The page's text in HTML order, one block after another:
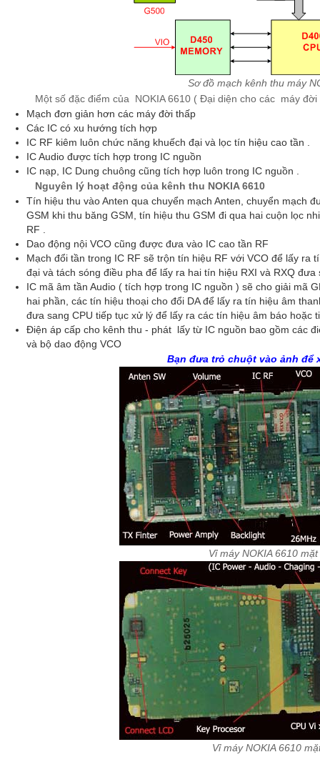
Sơ đồ mạch kênh thu máy
Một số đặc điểm của NOKIA 6610 ( Đại diện cho các máy đời
Mạch đơn giản hơn các máy đời thấp
Các IC có xu hướng tích hợp
IC RF kiêm luôn chức năng khuếch đại và lọc tín hiệu cao tần .
IC Audio được tích hợp trong IC nguồn
IC nạp, IC Dung chuông cũng tích hợp luôn trong IC nguồn .
Nguyên lý hoạt động của kênh thu NOKIA 6610
Tín hiệu thu vào Anten qua chuyển mạch Anten, chuyển mạch
GSM khi thu băng GSM, tín hiệu thu GSM đi qua hai cuộn lọc
RF .
Dao động nội VCO cũng được đưa vào IC cao tần RF
Mạch đổi tần trong IC RF sẽ trộn tín hiệu RF với VCO để lấy ra
đại và tách sóng điều pha để lấy ra hai tín hiệu RXI và RXQ
IC mã âm tần Audio ( tích hợp trong IC nguồn ) sẽ cho giải mã
hai phần, các tín hiệu thoại cho đổi DA để lấy ra tín hiệu âm
đưa sang CPU tiếp tục xử lý để lấy ra các tín hiệu âm báo hoặc
Điện áp cấp cho kênh thu - phát lấy từ IC nguồn bao gồm các
và bộ dao động VCO
Bạn đưa trỏ chuột vào ảnh để
Vỉ máy NOKIA 6610
Vỉ máy NOKIA 6610